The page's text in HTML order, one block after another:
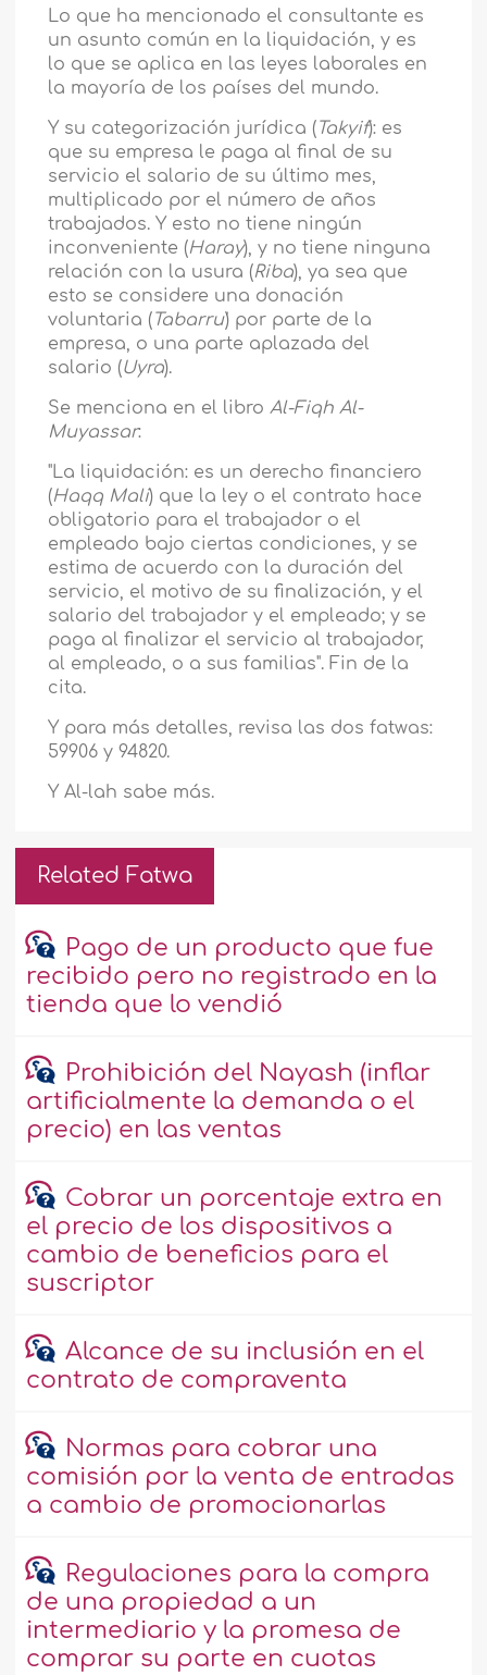
Lo que ha mencionado el consultante es
un asunto común en la liquidación, y es
lo que se aplica en las leyes laborales en
la mayoría de los países del mundo.
Y su categorización jurídica (Takyif): es
que su empresa le paga al final de su
servicio el salario de su último mes,
multiplicado por el número de años
trabajados. Y esto no tiene ningún
inconveniente (Haray), y no tiene ninguna
relación con la usura (Riba), ya sea que
esto se considere una donación
voluntaria (Tabarru') por parte de la
empresa, o una parte aplazada del
salario (Uyra).
Se menciona en el libroAl-Fiqh Al-
Muyassar:
"La liquidación: es un derecho financiero
(Haqq Mali) que la ley o el contrato hace
obligatorio para el trabajador o el
empleado bajo ciertas condiciones, y se
estima de acuerdo con la duración del
servicio, el motivo de su finalización, y el
salario del trabajador y el empleado; y se
paga al finalizar el servicio al trabajador,
al empleado, o a sus familias". Fin de la
cita.
Y para más detalles, revisa las dos fatwas:
59906 y 94820.
Y Al-lah sabe más.
Related Fatwa
Pago de un producto que fue
recibido pero no registrado en la
tienda que lo vendió
Prohibición del Nayash (inflar
artificialmente la demanda o el
precio) en las ventas
Cobrar un porcentaje extra en
el precio de los dispositivos a
cambio de beneficios para el
suscriptor
Alcance de su inclusión en el
contrato de compraventa
Normas para cobrar una
comisión por la venta de entradas
a cambio de promocionarlas
Regulaciones para la compra
de una propiedad a un
intermediario y la promesa de
comprar su parte en cuotas